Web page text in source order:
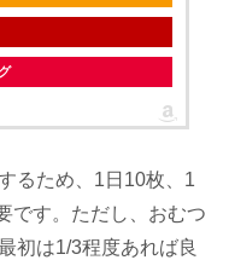
るため、1日10枚、1
です。ただし、おむつ
初は1/3程度あれば良